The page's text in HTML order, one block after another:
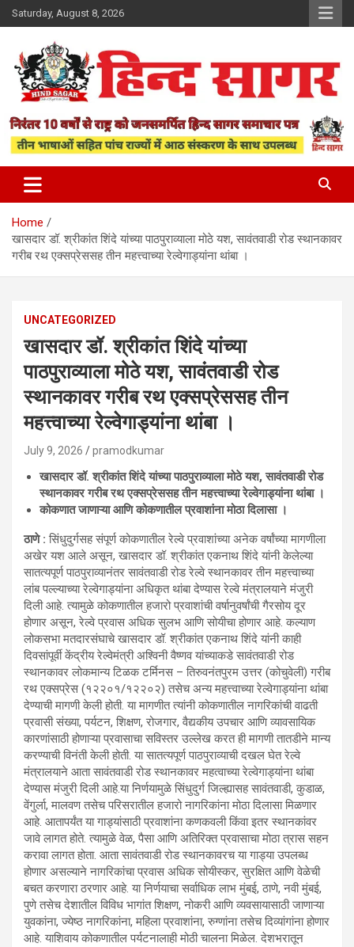
Skip
to
Saturday, August 8, 2026
Hind Sagar
Home
खासदार डॉ. श्रीकांत शिंदे यांच्या पाठपुराव्याला मोठे यश, सावंतवाडी रोड स्थानकावर
गरीब रथ एक्सप्रेससह तीन महत्त्वाच्या रेल्वेगाड्यांना थांबा ।
UNCATEGORIZED
खासदार डॉ. श्रीकांत शिंदे यांच्या
पाठपुराव्याला मोठे यश, सावंतवाडी रोड
स्थानकावर गरीब रथ एक्सप्रेससह तीन
महत्त्वाच्या रेल्वेगाड्यांना थांबा ।
July 9, 2026 pramodkumar
खासदार डॉ. श्रीकांत शिंदे यांच्या पाठपुराव्याला मोठे यश, सावंतवाडी रोड
स्थानकावर गरीब रथ एक्सप्रेससह तीन महत्त्वाच्या रेल्वेगाड्यांना थांबा ।
कोकणात जाणाऱ्या आणि कोकणातील प्रवाशांना मोठा दिलासा ।
ठाणे : सिंधुदुर्गसह संपूर्ण कोकणातील रेल्वे प्रवाशांच्या अनेक वर्षांच्या मागणीला
अखेर यश आले असून, खासदार डॉ. श्रीकांत एकनाथ शिंदे यांनी केलेल्या
सातत्यपूर्ण पाठपुराव्यानंतर सावंतवाडी रोड रेल्वे स्थानकावर तीन महत्त्वाच्या
लांब पल्ल्याच्या रेल्वेगाड्यांना अधिकृत थांबा देण्यास रेल्वे मंत्रालयाने मंजुरी
दिली आहे. त्यामुळे कोकणातील हजारो प्रवाशांची वर्षानुवर्षांची गैरसोय दूर
होणार असून, रेल्वे प्रवास अधिक सुलभ आणि सोयीचा होणार आहे. कल्याण
लोकसभा मतदारसंघाचे खासदार डॉ. श्रीकांत एकनाथ शिंदे यांनी काही
दिवसांपूर्वी केंद्रीय रेल्वेमंत्री अश्विनी वैष्णव यांच्याकडे सावंतवाडी रोड
स्थानकावर लोकमान्य टिळक टर्मिनस – तिरुवनंतपुरम उत्तर (कोचुवेली) गरीब
रथ एक्सप्रेस (१२२०१/१२२०२) तसेच अन्य महत्त्वाच्या रेल्वेगाड्यांना थांबा
देण्याची मागणी केली होती. या मागणीत त्यांनी कोकणातील नागरिकांची वाढती
प्रवासी संख्या, पर्यटन, शिक्षण, रोजगार, वैद्यकीय उपचार आणि व्यावसायिक
कारणांसाठी होणाऱ्या प्रवासाचा सविस्तर उल्लेख करत ही मागणी तातडीने मान्य
करण्याची विनंती केली होती. या सातत्यपूर्ण पाठपुराव्याची दखल घेत रेल्वे
मंत्रालयाने आता सावंतवाडी रोड स्थानकावर महत्वाच्या रेल्वेगाड्यांना थांबा
देण्यास मंजुरी दिली आहे.या निर्णयामुळे सिंधुदुर्ग जिल्ह्यासह सावंतवाडी, कुडाळ,
वेंगुर्ला, मालवण तसेच परिसरातील हजारो नागरिकांना मोठा दिलासा मिळणार
आहे. आतापर्यंत या गाड्यांसाठी प्रवाशांना कणकवली किंवा इतर स्थानकांवर
जावे लागत होते. त्यामुळे वेळ, पैसा आणि अतिरिक्त प्रवासाचा मोठा त्रास सहन
करावा लागत होता. आता सावंतवाडी रोड स्थानकावरच या गाड्या उपलब्ध
होणार असल्याने नागरिकांचा प्रवास अधिक सोयीस्कर, सुरक्षित आणि वेळेची
बचत करणारा ठरणार आहे. या निर्णयाचा सर्वाधिक लाभ मुंबई, ठाणे, नवी मुंबई,
पुणे तसेच देशातील विविध भागांत शिक्षण, नोकरी आणि व्यवसायासाठी जाणाऱ्या
युवकांना, ज्येष्ठ नागरिकांना, महिला प्रवाशांना, रुग्णांना तसेच दिव्यांगांना होणार
आहे. याशिवाय कोकणातील पर्यटनालाही मोठी चालना मिळेल. देशभरातून